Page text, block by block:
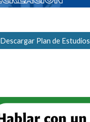
Descargar Plan de Estudios